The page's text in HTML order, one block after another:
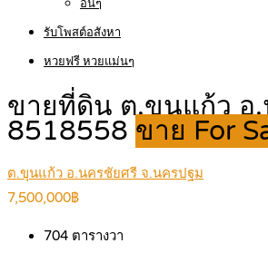
อื่นๆ
รับโพสต์อสังหา
หวยฟรี หวยแม่นๆ
ขายที่ดิน ต.ขุนแก้ว อ
8518558 ขาย For
ต.ขุนแก้ว อ.นครชัยศรี จ.นครปฐม
7,500,000฿
704 ตารางวา